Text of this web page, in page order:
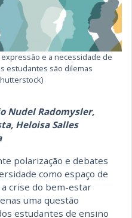
e a necessidade de
estudantes são dilemas
Nudel Radomysler,
Heloisa Salles
polarização e debates
como espaço de
crise do bem-estar
uma questão
estudantes de ensino